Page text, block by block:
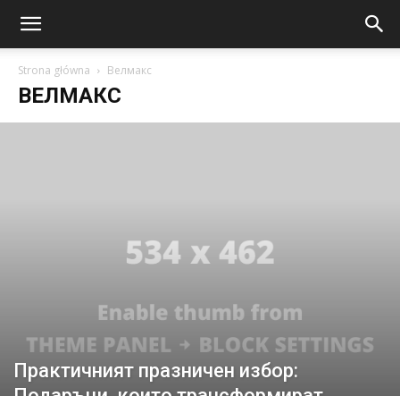
Strona główna Велмакс
ВЕЛМАКС
Практичният празничен избор: